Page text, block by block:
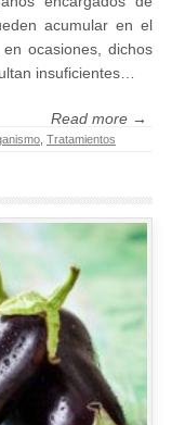
acumular en el
ocasiones, dichos
insuficientes…
Read more →
Tratamientos